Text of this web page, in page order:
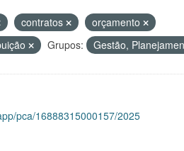
contratos
orçamento
Grupos: Gestão,
pca/16888315000157/2025